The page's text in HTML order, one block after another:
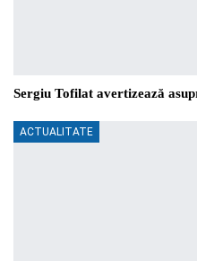
Sergiu Tofilat avertizează
ACTUALITATE